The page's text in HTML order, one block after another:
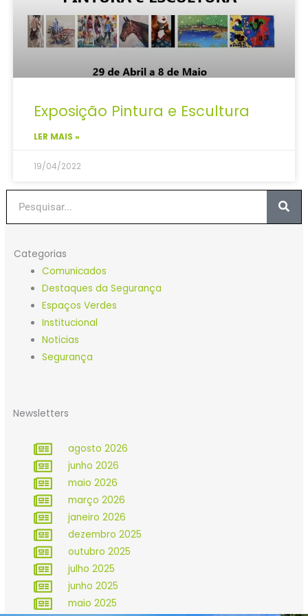
Exposição Pintura e Escultura
LER MAIS »
19/04/2022
Categorias
Comunicados
Destaques da Segurança
Espaços Verdes
Institucional
Noticias
Segurança
Newsletters
agosto 2026
junho 2026
maio 2026
março 2026
janeiro 2026
dezembro 2025
outubro 2025
julho 2025
junho 2025
maio 2025